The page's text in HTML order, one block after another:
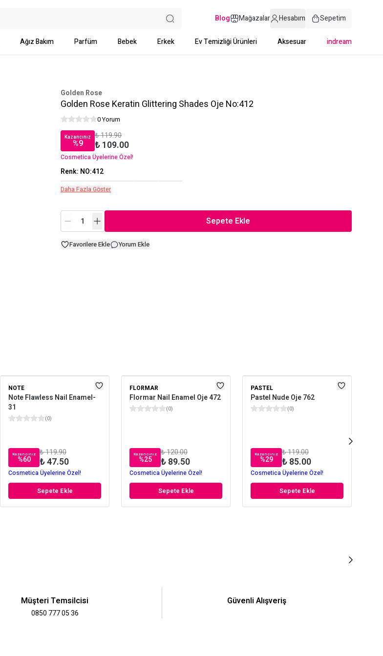
Blog Mağazalar Hesabım Sepetim
Ağız Bakım Parfüm Bebek Erkek Ev Temizliği Ürünleri Aksesuar indream
Golden Rose
Golden Rose Keratin Glittering Shades Oje No:412
0 Yorum
Kazancınız
%9
₺ 119.90
₺ 109.00
Cosmetica Üyelerine Özel!
Renk: NO:412
Daha Fazla Göster
Sepete Ekle
Favorilere Ekle Yorum Ekle
NOTE
Note Flawless Nail Enamel-
31
(0)
Kazancınız
%60
₺ 119.90
₺ 47.50
Cosmetica Üyelerine Özel!
Sepete Ekle
FLORMAR
Flormar Nail Enamel Oje 472
(0)
Kazancınız
%25
₺ 120.00
₺ 89.50
Cosmetica Üyelerine Özel!
Sepete Ekle
PASTEL
Pastel Nude Oje 762
(0)
Kazancınız
%29
₺ 119.00
₺ 85.00
Cosmetica Üyelerine Özel!
Sepete Ekle
Müşteri Temsilcisi
0850 777 05 36
Güvenli Alışveriş